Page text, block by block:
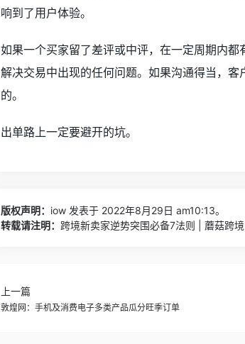
响到了用户体验。
如果一个买家留了差评或中评，在一定周期内
解决交易中出现的任何问题。如果沟通得当，
的。
出单路上一定要避开的坑。
版权声明： iow 发表于 2022年8月29日 am10:13。
转载请注明： 跨境新卖家逆势突围必备7法则 | 蘑菇跨境
上一篇
敦煌网：手机及消费电子多类产品瓜分旺季订单